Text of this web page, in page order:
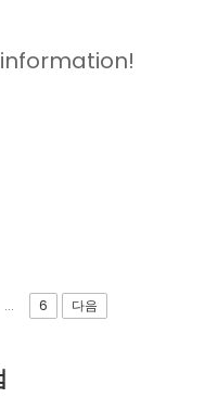
... 6 다음